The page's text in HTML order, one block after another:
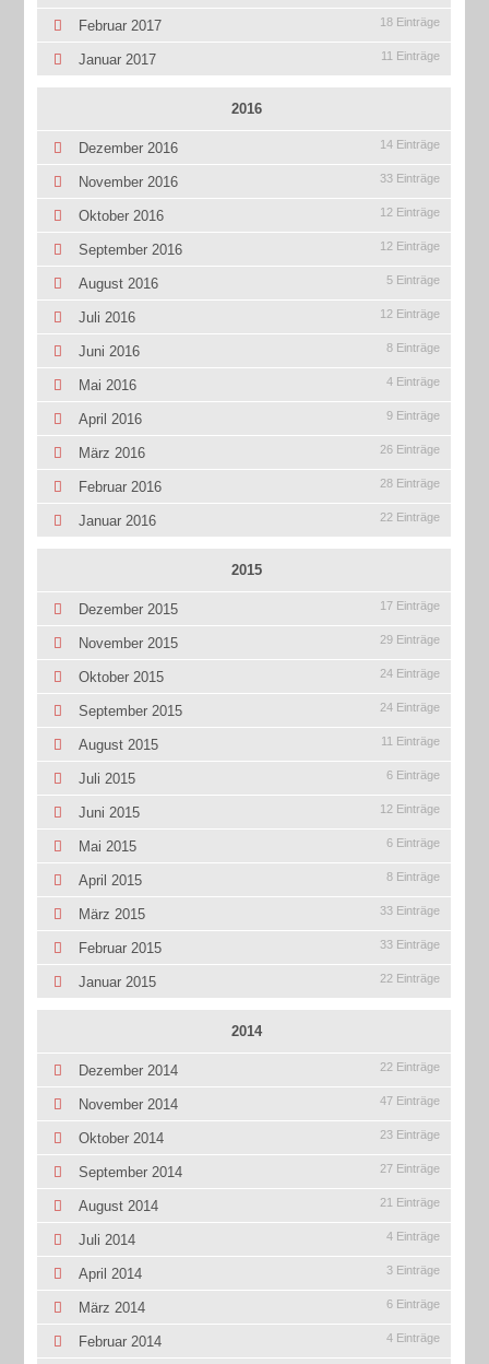
Februar 2017 18 Einträge
Januar 2017 11 Einträge
2016
Dezember 2016 14 Einträge
November 2016 33 Einträge
Oktober 2016 12 Einträge
September 2016 12 Einträge
August 2016 5 Einträge
Juli 2016 12 Einträge
Juni 2016 8 Einträge
Mai 2016 4 Einträge
April 2016 9 Einträge
März 2016 26 Einträge
Februar 2016 28 Einträge
Januar 2016 22 Einträge
2015
Dezember 2015 17 Einträge
November 2015 29 Einträge
Oktober 2015 24 Einträge
September 2015 24 Einträge
August 2015 11 Einträge
Juli 2015 6 Einträge
Juni 2015 12 Einträge
Mai 2015 6 Einträge
April 2015 8 Einträge
März 2015 33 Einträge
Februar 2015 33 Einträge
Januar 2015 22 Einträge
2014
Dezember 2014 22 Einträge
November 2014 47 Einträge
Oktober 2014 23 Einträge
September 2014 27 Einträge
August 2014 21 Einträge
Juli 2014 4 Einträge
April 2014 3 Einträge
März 2014 6 Einträge
Februar 2014 4 Einträge